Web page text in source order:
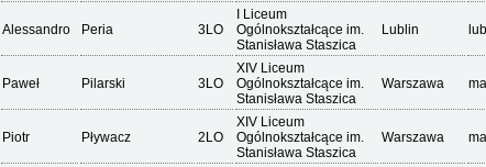
Alessandro Peria 3LO
I Liceum
Ogólnokształcące im.
Stanisława Staszica
Lublin
Paweł Pilarski 3LO
XIV Liceum
Ogólnokształcące im.
Stanisława Staszica
Warszawa
Piotr Pływacz 2LO
XIV Liceum
Ogólnokształcące im.
Stanisława Staszica
Warszawa